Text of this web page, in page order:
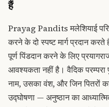
हैं
Prayag Pandits मलेशियाई
करने के दो स्पष्ट मार्ग प्रदान
पूर्ण पिंडदान करने के लिए
आवश्यकता नहीं है। वैदिक परम्परा
नाम, उसका वंश, और जिन पितरों
उद्घोषणा — अनुष्ठान का